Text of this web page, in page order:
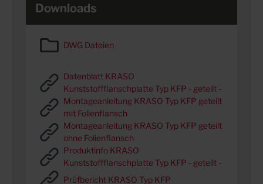
Downloads
DWG Dateien
Datenblatt KRASO
Kunststoffflanschplatte Typ KFP - geteilt -
Montageanleitung KRASO Typ KFP geteilt
mit Folienflansch
Montageanleitung KRASO Typ KFP geteilt
ohne Folienflansch
Produktinfo KRASO
Kunststoffflanschplatte Typ KFP - geteilt -
Prüfbericht KRASO Typ KFP